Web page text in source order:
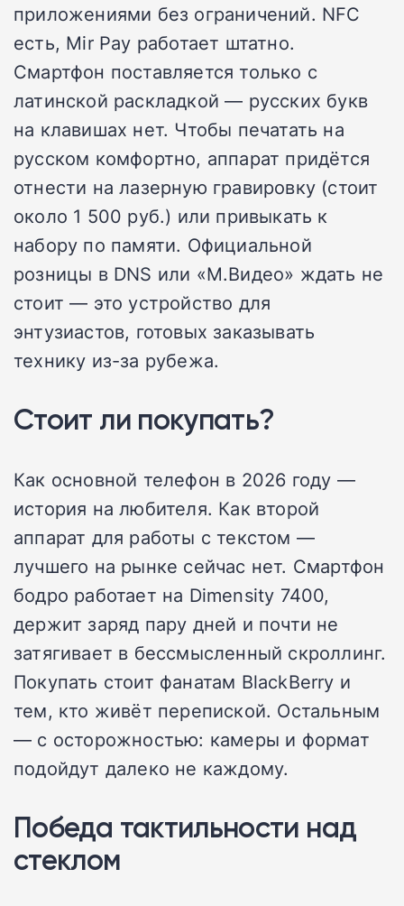
приложениями без ограничений. NFC
есть, Mir Pay работает штатно.
Смартфон поставляется только с
латинской раскладкой — русских букв
на клавишах нет. Чтобы печатать на
русском комфортно, аппарат придётся
отнести на лазерную гравировку (стоит
около 1 500 руб.) или привыкать к
набору по памяти. Официальной
розницы в DNS или «М.Видео» ждать не
стоит — это устройство для
энтузиастов, готовых заказывать
технику из-за рубежа.
Стоит ли покупать?
Как основной телефон в 2026 году —
история на любителя. Как второй
аппарат для работы с текстом —
лучшего на рынке сейчас нет. Смартфон
бодро работает на Dimensity 7400,
держит заряд пару дней и почти не
затягивает в бессмысленный скроллинг.
Покупать стоит фанатам BlackBerry и
тем, кто живёт перепиской. Остальным
— с осторожностью: камеры и формат
подойдут далеко не каждому.
Победа тактильности над
стеклом